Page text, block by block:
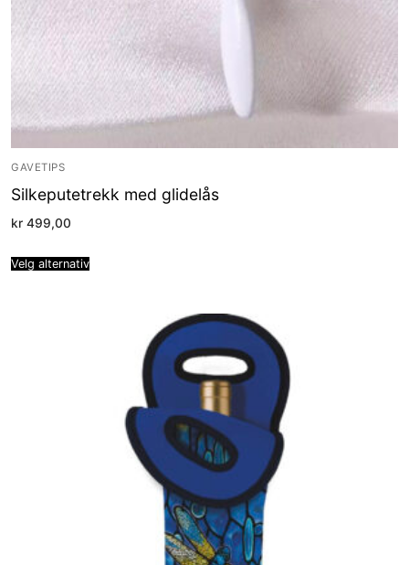
GAVETIPS
Silkeputetrekk med glidelås
kr 499,00
Velg alternativ